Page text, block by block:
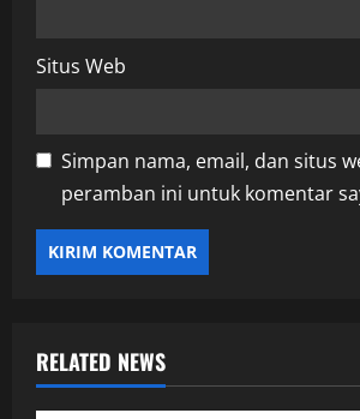
Situs Web
Simpan nama, email, dan situs
peramban ini untuk komentar
RELATED NEWS